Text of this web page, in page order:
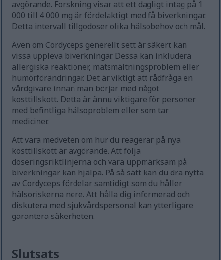
avgörande. Forskning visar att ett dagligt intag på 1
000 till 4 000 mg är fördelaktigt med få biverkningar.
Detta intervall tillgodoser olika hälsobehov och mål.
Även om Cordyceps generellt sett är säkert kan
vissa uppleva biverkningar. Dessa kan inkludera
allergiska reaktioner, matsmältningsproblem eller
humörförändringar. Det är viktigt att rådfråga en
vårdgivare innan man börjar med något
kosttillskott. Detta är ännu viktigare för personer
med befintliga hälsoproblem eller som tar
mediciner.
Att vara medveten om hur du reagerar på nya
kosttillskott är avgörande. Att följa
doseringsriktlinjerna och vara uppmärksam på
biverkningar kan hjälpa. På så sätt kan du dra nytta
av Cordyceps fördelar samtidigt som du håller
hälsoriskerna nere. Att hålla dig informerad och
diskutera med sjukvårdspersonal kan ytterligare
garantera säkerheten.
Slutsats